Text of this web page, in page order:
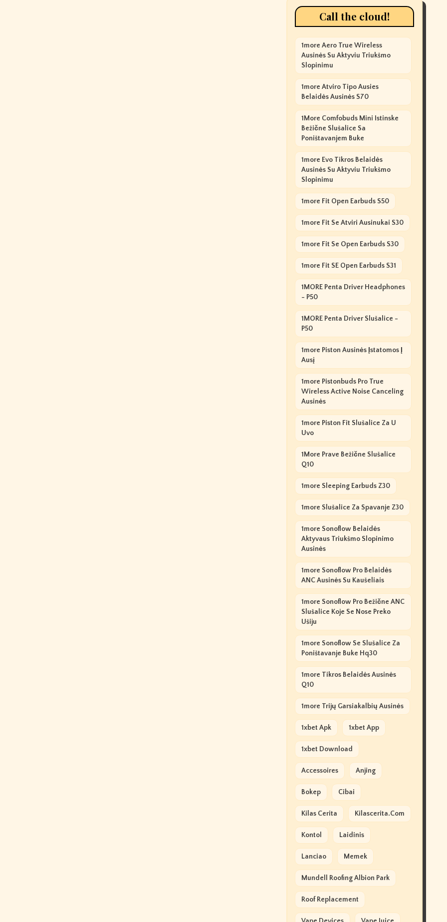
Call the cloud!
1more Aero True Wireless
Ausinės Su Aktyviu Triukšmo
Slopinimu
1more Atviro Tipo Ausies
Belaidės Ausinės S70
1More Comfobuds Mini Istinske
Bežične Slušalice Sa
Poništavanjem Buke
1more Evo Tikros Belaidės
Ausinės Su Aktyviu Triukšmo
Slopinimu
1more Fit Open Earbuds S50
1more Fit Se Atviri Ausinukai S30
1more Fit Se Open Earbuds S30
1more Fit SE Open Earbuds S31
1MORE Penta Driver Headphones
- P50
1MORE Penta Driver Slušalice -
P50
1more Piston Ausinės Įstatomos Į
Ausį
1more Pistonbuds Pro True
Wireless Active Noise Canceling
Ausinės
1more Piston Fit Slušalice Za U
Uvo
1More Prave Bežične Slušalice
Q10
1more Sleeping Earbuds Z30
1more Slušalice Za Spavanje Z30
1more Sonoflow Belaidės
Aktyvaus Triukšmo Slopinimo
Ausinės
1more Sonoflow Pro Belaidės
ANC Ausinės Su Kaušeliais
1more Sonoflow Pro Bežične ANC
Slušalice Koje Se Nose Preko
Ušiju
1more Sonoflow Se Slušalice Za
Poništavanje Buke Hq30
1more Tikros Belaidės Ausinės
Q10
1more Trijų Garsiakalbių Ausinės
1xbet Apk 1xbet App
1xbet Download
Accessoires Anjing
Bokep Cibai
Kilas Cerita Kilascerita.com
Kontol Laidinis
Lanciao Memek
Mundell Roofing Albion Park
Roof Replacement